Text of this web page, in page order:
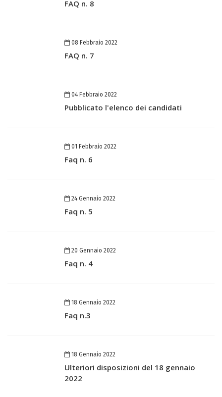
FAQ n. 8
08 Febbraio 2022
FAQ n. 7
04 Febbraio 2022
Pubblicato l'elenco dei candidati
01 Febbraio 2022
Faq n. 6
24 Gennaio 2022
Faq n. 5
20 Gennaio 2022
Faq n. 4
18 Gennaio 2022
Faq n.3
18 Gennaio 2022
Ulteriori disposizioni del 18 gennaio
2022